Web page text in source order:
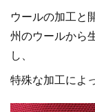
ウールの加工と
州のウールから
し、
特殊な加工によ